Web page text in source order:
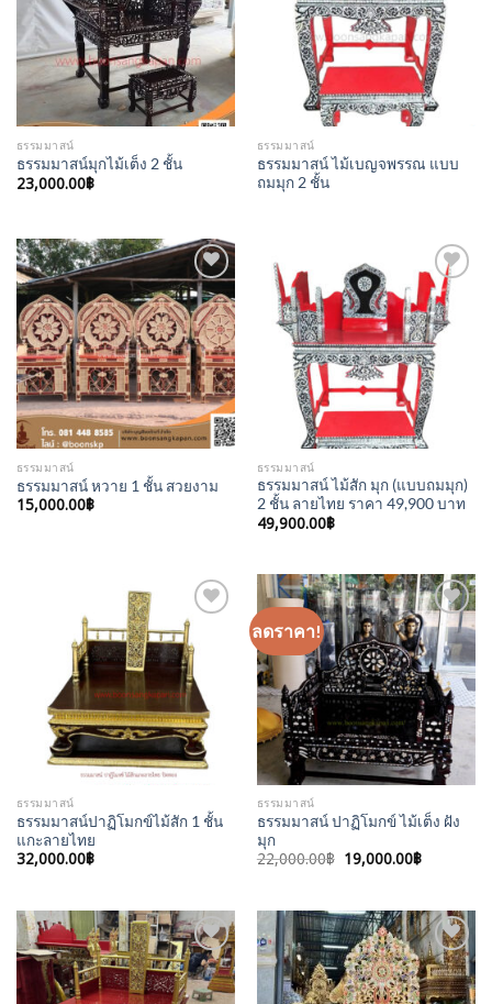
ธรรมมาสน์
ธรรมมาสน์มุกไม้เต็ง 2 ชั้น
23,000.00฿
ธรรมมาสน์
ธรรมมาสน์ ไม้เบญจพรรณ แบบ
ถมมุก 2 ชั้น
Add to
Wishlist
ธรรมมาสน์
ธรรมมาสน์ หวาย 1 ชั้น สวยงาม
15,000.00฿
Add to
Wishlist
ธรรมมาสน์
ธรรมมาสน์ ไม้สัก มุก (แบบถมมุก)
2 ชั้น ลายไทย ราคา 49,900 บาท
49,900.00฿
Add to
Wishlist
ธรรมมาสน์
ธรรมมาสน์ปาฏิโมกข์ไม้สัก 1 ชั้น
แกะลายไทย
32,000.00฿
ลดราคา!
Add to
Wishlist
ธรรมมาสน์
ธรรมมาสน์ ปาฏิโมกข์ ไม้เต็ง ฝัง
มุก
22,000.00฿ Original
price
19,000.00฿Current
Add to
Wishlist
Add to
Wishlist